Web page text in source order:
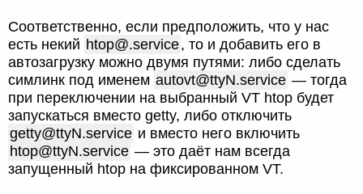
Соответственно, если предположить, что у нас
есть некий htop@.service, то и добавить его в
автозагрузку можно двумя путями: либо сделать
симлинк под именем autovt@ttyN.service — тогда
при переключении на выбранный VT htop будет
запускаться вместо getty, либо отключить
getty@ttyN.service и вместо него включить
htop@ttyN.service — это даёт нам всегда
запущенный htop на фиксированном VT.